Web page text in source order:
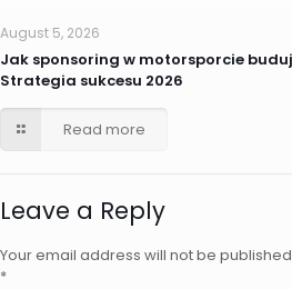
August 5, 2026
Jak sponsoring w motorsporcie
Strategia sukcesu 2026
Read more
Leave a Reply
Your email address will not be
*